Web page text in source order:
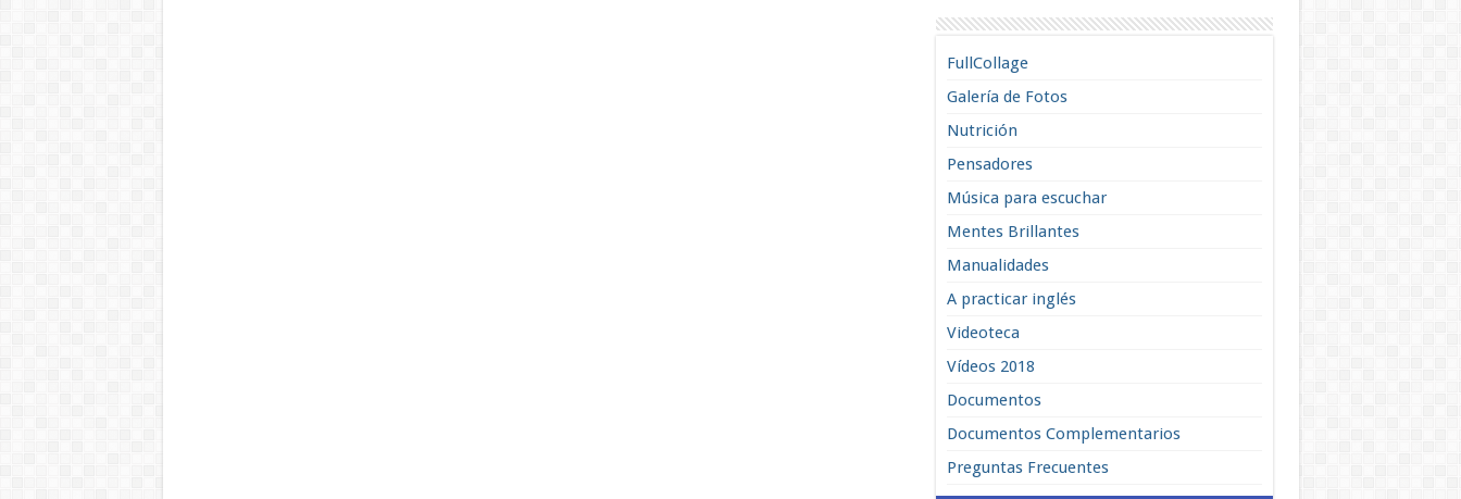
FullCollage
Galería de Fotos
Nutrición
Pensadores
Música para escuchar
Mentes Brillantes
Manualidades
A practicar inglés
Videoteca
Vídeos 2018
Documentos
Documentos Complementarios
Preguntas Frecuentes